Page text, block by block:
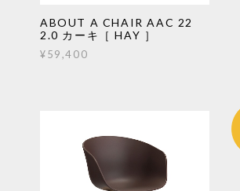
ABOUT A CHAIR AAC 22
2.0 カーキ［ HAY ］
¥59,400